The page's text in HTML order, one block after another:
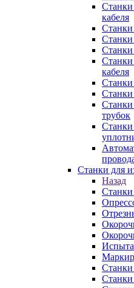
Станки
кабеля
Станки
Станки
Станки
Станки
кабеля
Станки
Станки
Станки
трубок
Станки
Станки для
Назад
Станки
Станки
Станки